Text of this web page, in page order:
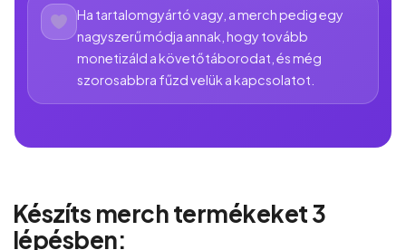
Ha tartalomgyártó vagy, a merch pedig egy
nagyszerű módja annak, hogy tovább
monetizáld a követőtáborodat, és még
szorosabbra fűzd velük a kapcsolatot.
Készíts merch termékeket 3
lépésben: